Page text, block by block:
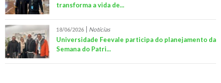
transforma a vida de...
18/06/2026 Notícias
Universidade Feevale participa do planejamento da
Semana do Patri...